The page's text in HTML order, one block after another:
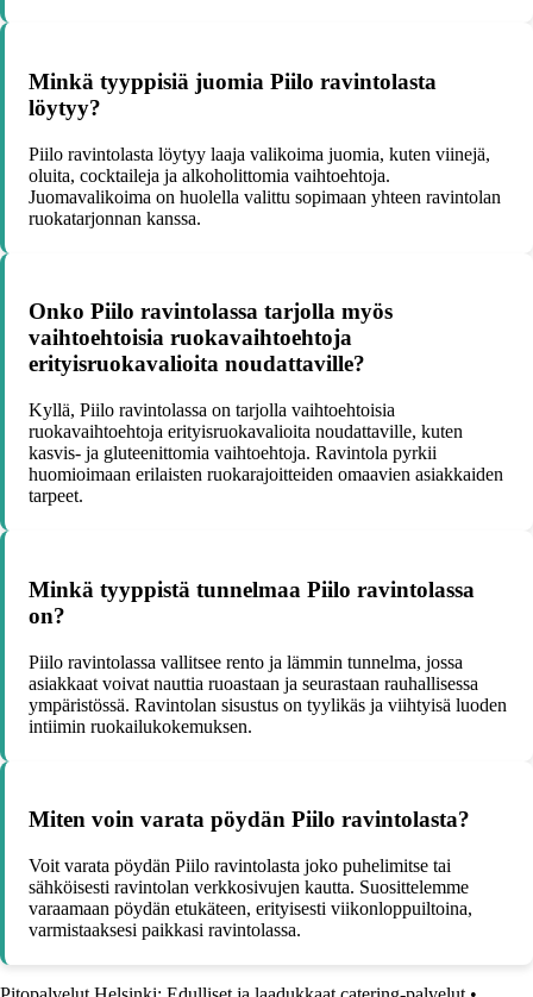
Minkä tyyppisiä juomia Piilo ravintolasta
löytyy?
Piilo ravintolasta löytyy laaja valikoima juomia, kuten viinejä,
oluita, cocktaileja ja alkoholittomia vaihtoehtoja.
Juomavalikoima on huolella valittu sopimaan yhteen ravintolan
ruokatarjonnan kanssa.
Onko Piilo ravintolassa tarjolla myös
vaihtoehtoisia ruokavaihtoehtoja
erityisruokavalioita noudattaville?
Kyllä, Piilo ravintolassa on tarjolla vaihtoehtoisia
ruokavaihtoehtoja erityisruokavalioita noudattaville, kuten
kasvis- ja gluteenittomia vaihtoehtoja. Ravintola pyrkii
huomioimaan erilaisten ruokarajoitteiden omaavien asiakkaiden
tarpeet.
Minkä tyyppistä tunnelmaa Piilo ravintolassa
on?
Piilo ravintolassa vallitsee rento ja lämmin tunnelma, jossa
asiakkaat voivat nauttia ruoastaan ja seurastaan rauhallisessa
ympäristössä. Ravintolan sisustus on tyylikäs ja viihtyisä luoden
intiimin ruokailukokemuksen.
Miten voin varata pöydän Piilo ravintolasta?
Voit varata pöydän Piilo ravintolasta joko puhelimitse tai
sähköisesti ravintolan verkkosivujen kautta. Suosittelemme
varaamaan pöydän etukäteen, erityisesti viikonloppuiltoina,
varmistaaksesi paikkasi ravintolassa.